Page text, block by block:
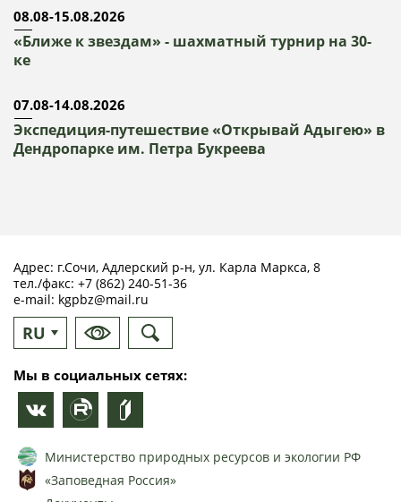
08.08-15.08.2026
«Ближе к звездам» - шахматный турнир на 30-
ке
07.08-14.08.2026
Экспедиция-путешествие «Открывай Адыгею» в
Дендропарке им. Петра Букреева
Адрес: г.Сочи, Адлерский р-н, ул. Карла Маркса, 8
тел./факс: +7 (862) 240-51-36
e-mail: kgpbz@mail.ru
RU
EN
Мы в социальных сетях:
Министерство природных ресурсов и экологии РФ
«Заповедная Россия»